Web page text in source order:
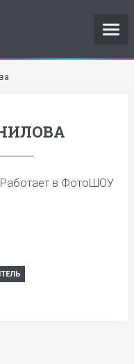
в ФотоШОУ